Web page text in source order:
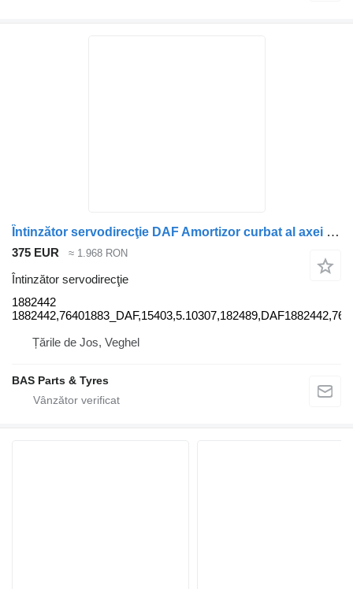
Întinzător servodirecţie DAF Amortizor curbat al axei 1882442 pentru camion DAF
375 EUR ≈ 1.968 RON
Întinzător servodirecţie
1882442
Țările de Jos, Veghel
BAS Parts & Tyres